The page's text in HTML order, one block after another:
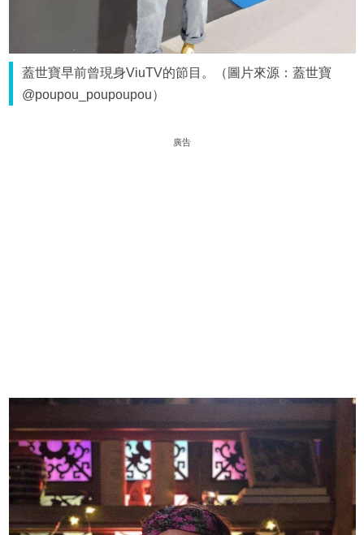
蓋世寶早前曾現身ViuTV的節目。（圖片來源：蓋世寶
@poupou_poupoupou）
廣告